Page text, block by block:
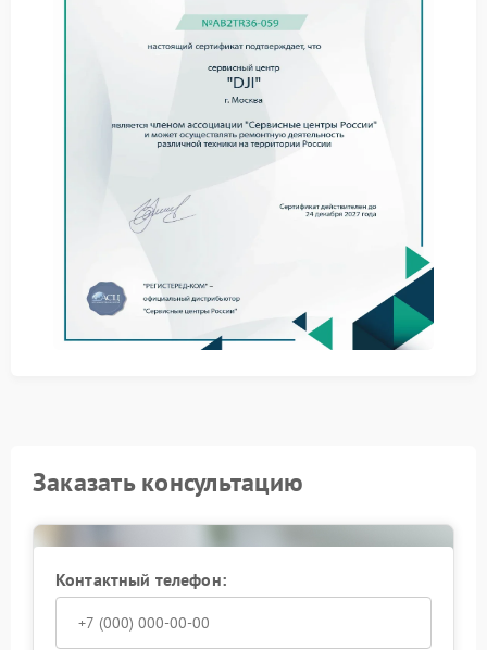
калибровку и при необходимости проводят
процедуру перемагничивания или замены
компонентов. Важно: самостоятельные попытки
коррекции могут необратимо нарушить работу
навигационной системы.
Сервис DJI предлагает полный комплекс мер по
восстановлению работоспособности:
профессиональную калибровку компасов с
использованием эталонных полей;
проверку экранирующих элементов корпуса на
тестирование стабильности навигации в
различных режимах полёта.
Обратившись в сервисный центр DJI, вы получаете
Заказать консультацию
Контактный телефон: